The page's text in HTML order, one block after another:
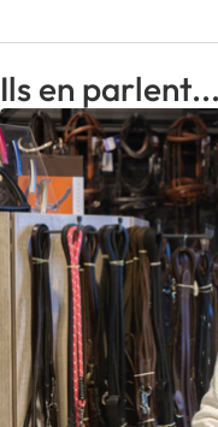
Ils en parlent...